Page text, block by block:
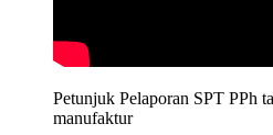
Petunjuk Pelaporan SPT PPh
manufaktur